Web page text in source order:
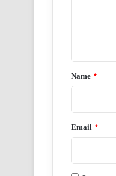
*Name *
Email *